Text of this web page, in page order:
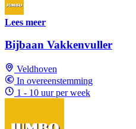
Lees meer
Bijbaan Vakkenvuller
Veldhoven
In overeenstemming
1 - 10 uur per week